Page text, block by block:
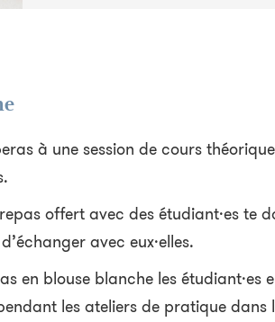
à une session de cours
offert avec des étudiant·es te
avec eux·elles.
en blouse blanche les étudiant·es
les ateliers de pratique dans